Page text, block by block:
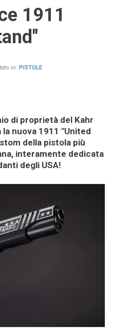
in: PISTOLE
di proprietà del Kahr
nuova 1911 "United
della pistola più
interamente dedicata
degli USA!